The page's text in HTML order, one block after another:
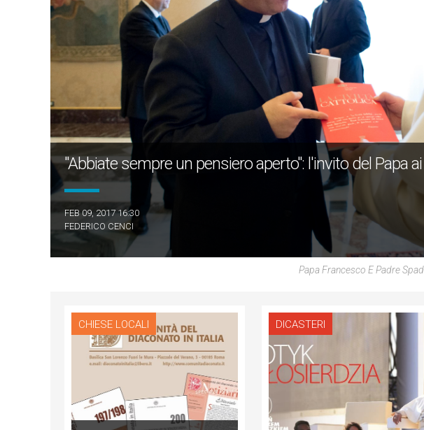
"Abbiate sempre un pensiero aperto": l'invito del Papa
FEB 09, 2017 16:30
FEDERICO CENCI
Papa Francesco E Padre
CHIESE LOCALI DICASTERI